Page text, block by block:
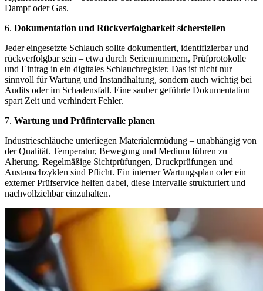
Dampf oder Gas.
6. Dokumentation und Rückverfolgbarkeit sicherstellen
Jeder eingesetzte Schlauch sollte dokumentiert, identifizierbar und
rückverfolgbar sein – etwa durch Seriennummern, Prüfprotokolle
und Eintrag in ein digitales Schlauchregister. Das ist nicht nur
sinnvoll für Wartung und Instandhaltung, sondern auch wichtig bei
Audits oder im Schadensfall. Eine sauber geführte Dokumentation
spart Zeit und verhindert Fehler.
7. Wartung und Prüfintervalle planen
Industrieschläuche unterliegen Materialermüdung – unabhängig von
der Qualität. Temperatur, Bewegung und Medium führen zu
Alterung. Regelmäßige Sichtprüfungen, Druckprüfungen und
Austauschzyklen sind Pflicht. Ein interner Wartungsplan oder ein
externer Prüfservice helfen dabei, diese Intervalle strukturiert und
nachvollziehbar einzuhalten.